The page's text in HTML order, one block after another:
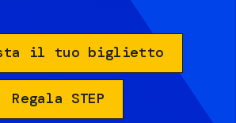
il tuo biglietto
Regala STEP